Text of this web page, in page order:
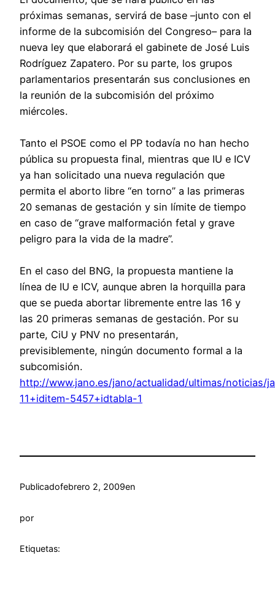
próximas semanas, servirá de base –junto con el
informe de la subcomisión del Congreso– para la
nueva ley que elaborará el gabinete de José Luis
Rodríguez Zapatero. Por su parte, los grupos
parlamentarios presentarán sus conclusiones en
la reunión de la subcomisión del próximo
miércoles.
Tanto el PSOE como el PP todavía no han hecho
pública su propuesta final, mientras que IU e ICV
ya han solicitado una nueva regulación que
permita el aborto libre “en torno” a las primeras
20 semanas de gestación y sin límite de tiempo
en caso de “grave malformación fetal y grave
peligro para la vida de la madre”.
En el caso del BNG, la propuesta mantiene la
línea de IU e ICV, aunque abren la horquilla para
que se pueda abortar libremente entre las 16 y
las 20 primeras semanas de gestación. Por su
parte, CiU y PNV no presentarán,
previsiblemente, ningún documento formal a la
subcomisión.
http://www.jano.es/jano/actualidad/ultimas/
11+iditem-5457+idtabla-1
Publicadofebrero 2, 2009en
por
Etiquetas: